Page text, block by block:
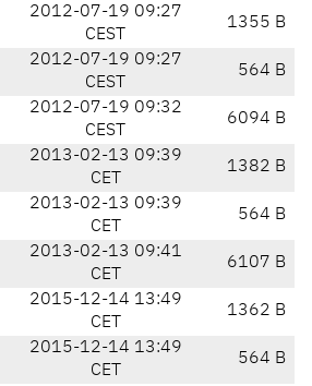
2012-07-19 09:27
CEST
1355 B
2012-07-19 09:27
CEST
564 B
2012-07-19 09:32
CEST
6094 B
2013-02-13 09:39
CET
1382 B
2013-02-13 09:39
CET
564 B
2013-02-13 09:41
CET
6107 B
2015-12-14 13:49
CET
1362 B
2015-12-14 13:49
CET
564 B